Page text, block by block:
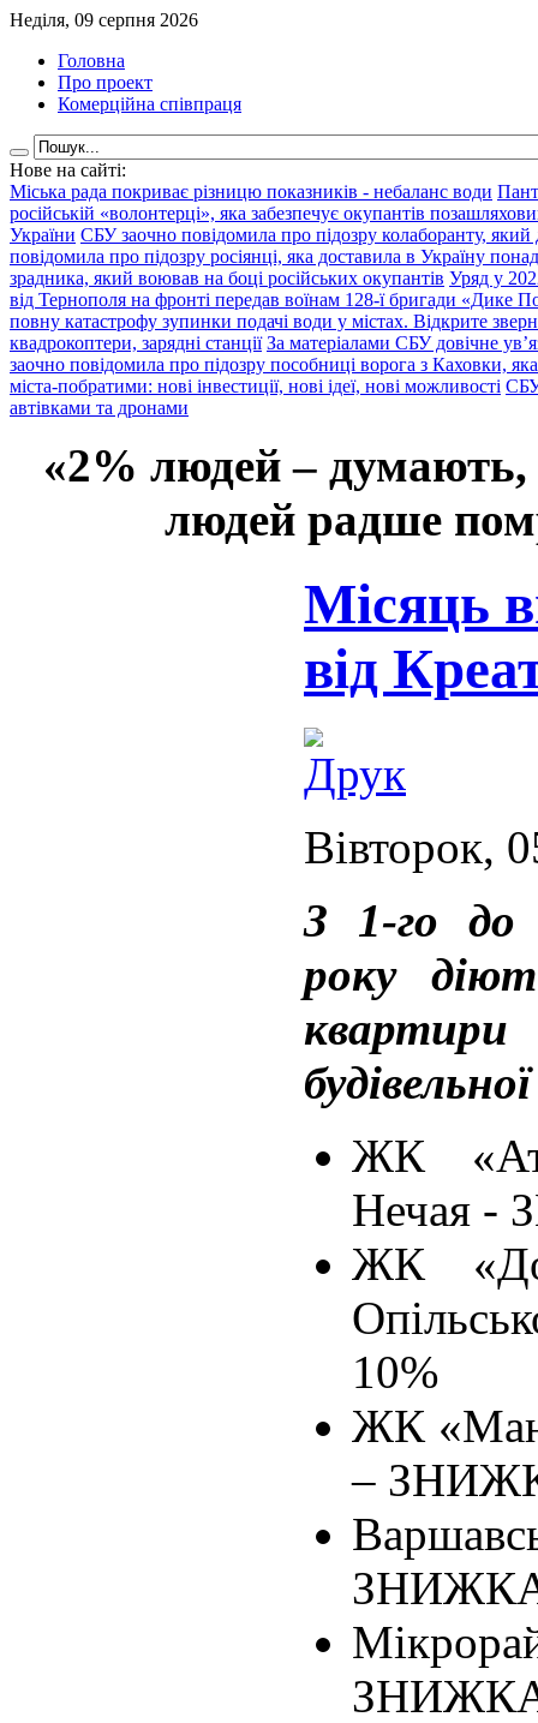
Неділя, 09 серпня 2026
Головна
Про проект
Комерційна співпраця
Нове на сайті:
Міська рада покриває різницю показників - небаланс води
російській «волонтерці», яка забезпечує окупантів
України СБУ заочно повідомила про підозру колаборанту,
повідомила про підозру росіянці, яка доставила в Україну
зрадника, який воював на боці російських окупантів Уряд у
від Тернополя на фронті передав воїнам 128-ї бригади «Дике
повну катастрофу зупинки подачі води у містах. Відкрите
квадрокоптери, зарядні станції За матеріалами СБУ довічне
заочно повідомила про підозру пособниці ворога з Каховки,
міста-побратими: нові інвестиції, нові ідеї, нові можливості СБУ
автівками та дронами
«2% людей –
людей радше
Місяць
від
Вівторок,
З 1-го до
року
ЖК
Нечая -
ЖК
10%
ЖК
–
ЗНИЖКА
ЗНИЖКА